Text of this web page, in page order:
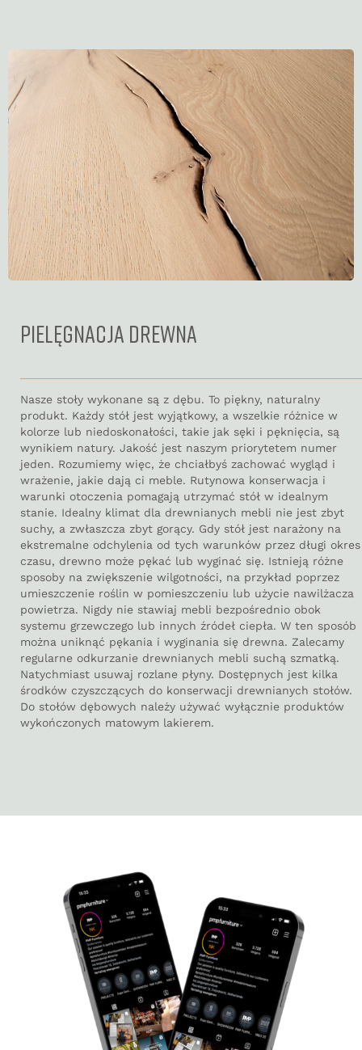
PIELĘGNACJA DREWNA
Nasze stoły wykonane są z dębu. To piękny, naturalny
produkt. Każdy stół jest wyjątkowy, a wszelkie różnice w
kolorze lub niedoskonałości, takie jak sęki i pęknięcia, są
wynikiem natury. Jakość jest naszym priorytetem numer
jeden. Rozumiemy więc, że chciałbyś zachować wygląd i
wrażenie, jakie dają ci meble. Rutynowa konserwacja i
warunki otoczenia pomagają utrzymać stół w idealnym
stanie. Idealny klimat dla drewnianych mebli nie jest zbyt
suchy, a zwłaszcza zbyt gorący. Gdy stół jest narażony na
ekstremalne odchylenia od tych warunków przez długi okres
czasu, drewno może pękać lub wyginać się. Istnieją różne
sposoby na zwiększenie wilgotności, na przykład poprzez
umieszczenie roślin w pomieszczeniu lub użycie nawilżacza
powietrza. Nigdy nie stawiaj mebli bezpośrednio obok
systemu grzewczego lub innych źródeł ciepła. W ten sposób
można uniknąć pękania i wyginania się drewna. Zalecamy
regularne odkurzanie drewnianych mebli suchą szmatką.
Natychmiast usuwaj rozlane płyny. Dostępnych jest kilka
środków czyszczących do konserwacji drewnianych stołów.
Do stołów dębowych należy używać wyłącznie produktów
wykończonych matowym lakierem.